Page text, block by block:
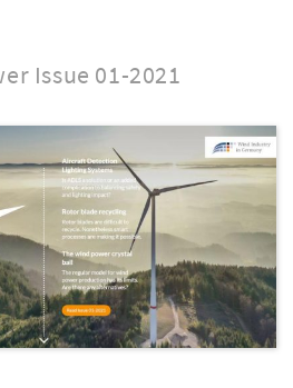
Issue 01-2021